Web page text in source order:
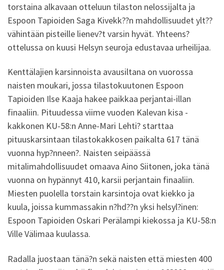
torstaina alkavaan otteluun tilaston nelossijalta ja
Espoon Tapioiden Saga Kivekk??n mahdollisuudet ylt??
vähintään pisteille lienev?t varsin hyvät. Yhteens?
ottelussa on kuusi Helsyn seuroja edustavaa urheilijaa.
Kenttälajien karsinnoista avausiltana on vuorossa
naisten moukari, jossa tilastokuutonen Espoon
Tapioiden Ilse Kaaja hakee paikkaa perjantai-illan
finaaliin. Pituudessa viime vuoden Kalevan kisa -
kakkonen KU-58:n Anne-Mari Lehti? starttaa
pituuskarsintaan tilastokakkosen paikalta 617 tänä
vuonna hyp?nneen?. Naisten seipäässä
mitalimahdollisuudet omaava Aino Siitonen, joka tänä
vuonna on hypännyt 410, karsii perjantain finaaliin.
Miesten puolella torstain karsintoja ovat kiekko ja
kuula, joissa kummassakin n?hd??n yksi helsyl?inen:
Espoon Tapioiden Oskari Perälampi kiekossa ja KU-58:n
Ville Välimaa kuulassa.
Radalla juostaan tänä?n sekä naisten että miesten 400